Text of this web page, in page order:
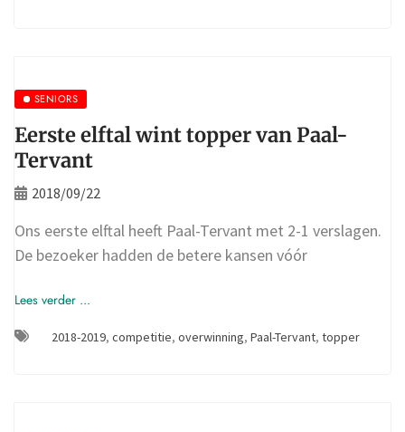
SENIORS
Eerste elftal wint topper van Paal-
Tervant
2018/09/22
Ons eerste elftal heeft Paal-Tervant met 2-1 verslagen.
De bezoeker hadden de betere kansen vóór
Lees verder ...
2018-2019, competitie, overwinning, Paal-Tervant, topper